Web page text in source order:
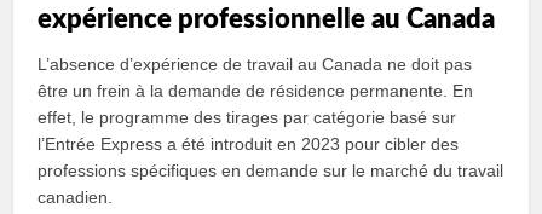
expérience professionnelle au Canada
L’absence d’expérience de travail au Canada ne doit pas
être un frein à la demande de résidence permanente. En
effet, le programme des tirages par catégorie basé sur
l’Entrée Express a été introduit en 2023 pour cibler des
professions spécifiques en demande sur le marché du travail
canadien.